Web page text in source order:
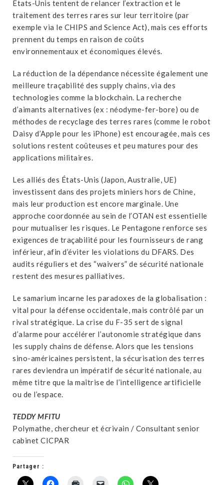
États-Unis tentent de relancer l’extraction et le
traitement des terres rares sur leur territoire (par
exemple via le CHIPS and Science Act), mais ces efforts
prennent du temps en raison de coûts
environnementaux et économiques élevés.
La réduction de la dépendance nécessite également une
meilleure traçabilité des supply chains, via des
technologies comme la blockchain. La recherche
d’aimants alternatives (ex : néodyme-fer-bore) ou de
méthodes de recyclage des terres rares (comme le robot
Daisy d’Apple pour les iPhone) est encouragée, mais ces
solutions restent coûteuses et peu matures pour des
applications militaires.
Les alliés des États-Unis (Japon, Australie, UE)
investissent dans des projets miniers hors de Chine,
mais leur production est encore marginale. Une
approche coordonnée au sein de l’OTAN est essentielle
pour mutualiser les risques. Le Pentagone renforce ses
exigences de traçabilité pour les fournisseurs de rang
inférieur, afin d’éviter les violations du DFARS. Des
audits réguliers et des “waivers” de sécurité nationale
restent des mesures palliatives.
Le samarium incarne les paradoxes de la globalisation :
vital pour la défense occidentale, mais contrôlé par un
rival stratégique. La crise du F-35 sert de signal
d’alarme pour accélérer l’autonomie stratégique dans
les supply chains de défense. Alors que les tensions
sino-américaines persistent, la sécurisation des terres
rares deviendra un impératif de sécurité nationale, au
même titre que la maîtrise de l’intelligence artificielle
ou de l’espace.
TEDDY MFITU
Polymathe, chercheur et écrivain / Consultant senior
cabinet CICPAR
Partager :